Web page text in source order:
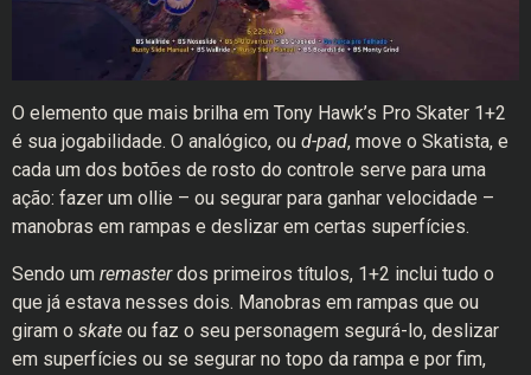
O elemento que mais brilha em Tony Hawk’s Pro Skater 1+2
é sua jogabilidade. O analógico, ou d-pad, move o Skatista, e
cada um dos botões de rosto do controle serve para uma
ação: fazer um ollie – ou segurar para ganhar velocidade –
manobras em rampas e deslizar em certas superfícies.
Sendo um remasterdos primeiros títulos, 1+2 inclui tudo o
que já estava nesses dois. Manobras em rampas que ou
giram o skate ou faz o seu personagem segurá-lo, deslizar
em superfícies ou se segurar no topo da rampa e por fim,